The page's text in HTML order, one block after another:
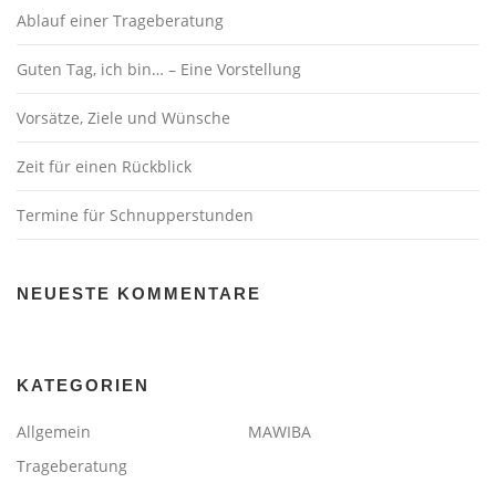
Ablauf einer Trageberatung
Guten Tag, ich bin… – Eine Vorstellung
Vorsätze, Ziele und Wünsche
Zeit für einen Rückblick
Termine für Schnupperstunden
NEUESTE KOMMENTARE
KATEGORIEN
Allgemein
MAWIBA
Trageberatung